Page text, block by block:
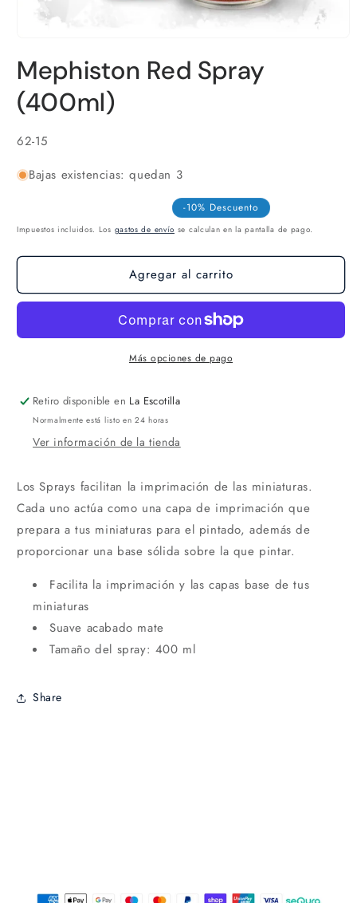
multimedia
1
en
una
ventana
Mephiston Red Spray
(400ml)
SKU:
62-15
Bajas existencias: quedan 3
-10% Descuento
Impuestos incluidos. Los gastos de envío se calculan en la pantalla de pago.
Agregar al carrito
Más opciones de pago
Retiro disponible en La Escotilla
Normalmente está listo en 24 horas
Ver información de la tienda
Los Sprays facilitan la imprimación de las miniaturas.
Cada uno actúa como una capa de imprimación que
prepara a tus miniaturas para el pintado, además de
proporcionar una base sólida sobre la que pintar.
Facilita la imprimación y las capas base de tus
miniaturas
Suave acabado mate
Tamaño del spray: 400 ml
Share